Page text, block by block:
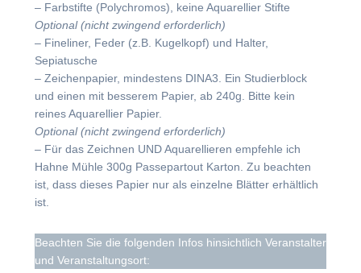
– Farbstifte (Polychromos), keine Aquarellier Stifte
Optional (nicht zwingend erforderlich)
– Fineliner, Feder (z.B. Kugelkopf) und Halter,
Sepiatusche
– Zeichenpapier, mindestens DINA3. Ein Studierblock
und einen mit besserem Papier, ab 240g. Bitte kein
reines Aquarellier Papier.
Optional (nicht zwingend erforderlich)
– Für das Zeichnen UND Aquarellieren empfehle ich
Hahne Mühle 300g Passepartout Karton. Zu beachten
ist, dass dieses Papier nur als einzelne Blätter erhältlich
ist.
Beachten Sie die folgenden Infos hinsichtlich Veranstalter
und Veranstaltungsort: